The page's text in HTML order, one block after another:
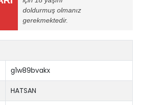
doldurmuş olmanız
gerekmektedir.
g1w89bvakx
HATSAN